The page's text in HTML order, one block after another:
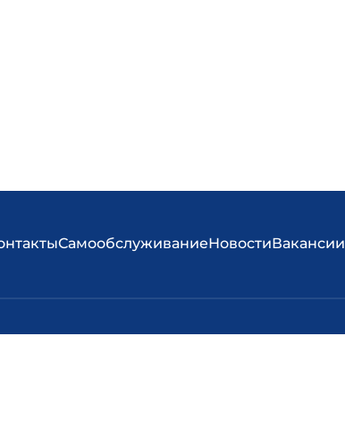
СамообслуживаниеНовостиВакансии